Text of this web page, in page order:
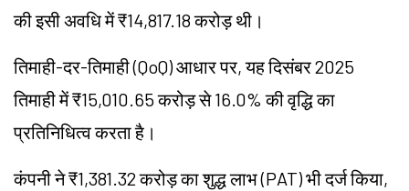
की इसी अवधि में ₹14,817.18 करोड़ थी।
तिमाही-दर-तिमाही (QoQ) आधार पर, यह दिसंबर 2025
तिमाही में ₹15,010.65 करोड़ से 16.0% की वृद्धि का
प्रतिनिधित्व करता है।
कंपनी ने ₹1,381.32 करोड़ का शुद्ध लाभ (PAT) भी दर्ज किया,